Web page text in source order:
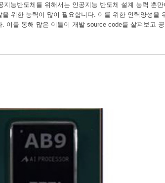
능반도체를 위해서는 인공지능 반도체 설계 능력 뿐
위한 능력이 많이 필요합니다. 이를 위한 인력양성을
이를 통해 많은 이들이 개발 source code를 살펴보고